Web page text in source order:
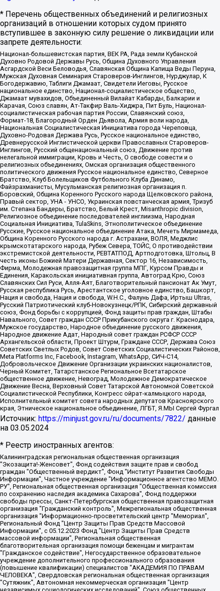
* Перечень общественных объединений и религиозных
организаций в отношении которых судом принято
вступившее в законную силу решение о ликвидации или
запрете деятельности:
Национал-большевистская партия, ВЕК РА, Рада земли Кубанской
Духовно Родовой Державы Русь, Община Духовного Управления
Асгардской Веси Беловодья, Славянская Община Капища Веды Перуна,
Мужская Духовная Семинария Староверов-Инглингов, Нурджулар, К
Богодержавию, Таблиги Джамаат, Свидетели Иеговы, Русское
национальное единство, Национал-социалистическое общество,
Джамаат мувахидов, Объединенный Вилайат Кабарды, Балкарии и
Карачая, Союз славян, Ат-Такфир Валь-Хиджра, Пит Буль, Национал-
социалистическая рабочая партия России, Славянский союз,
Формат-18, Благородный Орден Дьявола, Армия воли народа,
Национальная Социалистическая Инициатива города Череповца,
Духовно-Родовая Держава Русь, Русское национальное единство,
Древнерусской Инглистической церкви Православных Староверов-
Инглингов, Русский общенациональный союз, Движение против
нелегальной иммиграции, Кровь и Честь, О свободе совести и о
религиозных объединениях, Омская организация общественного
политического движения Русское национальное единство, Северное
Братство, Клуб Болельщиков Футбольного Клуба Динамо,
Файзрахманисты, Мусульманская религиозная организация п.
Боровский, Община Коренного Русского народа Щелковского района,
Правый сектор, УНА - УНСО, Украинская повстанческая армия, Тризуб
им. Степана Бандеры, Братство, Белый Крест, Misanthropic division,
Религиозное объединение последователей инглиизма, Народная
Социальная Инициатива, TulaSkins, Этнополитическое объединение
Русские, Русское национальное объединение Атака, Мечеть Мирмамеда,
Община Коренного Русского народа г. Астрахани, ВОЛЯ, Меджлис
крымскотатарского народа, Рубеж Севера, ТОЙС, О противодействии
экстремистской деятельности, РЕВТАТПОД, Артподготовка, Штольц, В
честь иконы Божией Матери Державная, Сектор 16, Независимость,
Фирма, Молодежная правозащитная группа МПГ, Курсом Правды и
Единения, Каракольская инициативная группа, Автоград Крю, Союз
Славянских Сил Руси, Алля-Аят, Благотворительный пансионат Ак Умут,
Русская республика Русь, Арестантское уголовное единство, Башкорт,
Нация и свобода, Нация и свобода, W.H.С., Фалунь Дафа, Иртыш Ultras,
Русский Патриотический клуб-Новокузнецк/РПК, Сибирский державный
союз, Фонд борьбы с коррупцией, Фонд защиты прав граждан, Штабы
Навального, Совет граждан СССР Прикубанского округа г. Краснодара,
Мужское государство, Народное объединение русского движения,
Народное движение Адат, Народный совет граждан РСФСР СССР
Архангельской области, Проект Штурм, Граждане СССР, Держава Союз
Советских Светлых Родов, Совет Советских Социалистических Районов,
Meta Platforms Inc, Facebook, Instagram, WhatsApp, СИЧ-С14,
Добровольческое Движение Организации украинских националистов,
Черный Комитет, Татарстанское Региональное Всетатарское
общественное движение, Невоград, Молодежное Демократическое
Движение Весна, Верховный Совет Татарской Автономной Советской
Социалистической Республики, Конгресс ойрат-калмыцкого народа,
Исполнительный комитет совета народных депутатов Красноярского
края, Этническое национальное объединение, ЛГБТ, Я.МЫ Сергей Фургал
Источник: https://minjust.gov.ru/ru/documents/7822/ данные
на 03.05.2024
* Реестр иностранных агентов:
Калининградская региональная общественная организация "Экозащита!-Женсовет", Фонд содействия защите прав и свобод граждан "Общественный вердикт", Фонд "Институт Развития Свободы Информации", Частное учреждение "Информационное агентство МЕМО. РУ", Региональная общественная организация "Общественная комиссия по сохранению наследия академика Сахарова", Фонд поддержки свободы прессы, Санкт-Петербургская общественная правозащитная организация "Гражданский контроль", Межрегиональная общественная организация "Информационно-просветительский центр "Мемориал", Региональный Фонд "Центр Защиты Прав Средств Массовой Информации", с 05.12.2023 Фонд "Центр Защиты Прав Средств массовой информации", Региональная общественная благотворительная организация помощи беженцам и мигрантам "Гражданское содействие", Негосударственное образовательное учреждение дополнительного профессионального образования (повышение квалификации) специалистов "АКАДЕМИЯ ПО ПРАВАМ ЧЕЛОВЕКА", Свердловская региональная общественная организация "Сутяжник", Автономная некоммерческая организация "Центр независимых социологических исследований", Союз общественных объединений "Российский исследовательский центр по правам человека", Региональное общественное учреждение научно-информационный центр "МЕМОРИАЛ", Некоммерческая организация "Фонд защиты гласности", Автономная некоммерческая организация "Институт прав человека", Городская общественная организация "Екатеринбургское общество "МЕМОРИАЛ", Городская общественная организация "Рязанское историко-просветительское и правозащитное общество "Мемориал" (Рязанский Мемориал), Челябинский региональный орган общественной самодеятельности – женское общественное объединение "Женщины Евразии", Челябинский региональный орган общественной самодеятельности "Уральская правозащитная группа", Фонд содействия защите здоровья и социальной справедливости имени Андрея Рылькова, Автономная Некоммерческая Организация "Аналитический Центр Юрия Левады", Автономная некоммерческая организация социальной поддержки населения "Проект Апрель", Региональная общественная организация помощи женщинам и детям, находящимся в кризисной ситуации "Информационно-методический центр "Анна", Фонд содействия развитию массовых коммуникаций и правовому просвещению "Так-так-Так", Фонд содействия устойчивому развитию "Серебряная тайга", Свердловский региональный общественный фонд социальных проектов "Новое время", "Idel.Реалии", Кавказ.Реалии, Крым.Реалии, Телеканал Настоящее Время, Татаро-башкирская служба Радио Свобода (Azatliq Radiosi), Радио Свободная Европа/Радио Свобода (PCE/PC), "Сибирь.Реалии", "Фактограф", Благотворительный фонд помощи осужденным и их семьям, Автономная некоммерческая организация "Институт глобализации и социальных движений", Фонд "В защиту прав заключенных", Частное учреждение "Центр поддержки и содействия развитию средств массовой информации", Пензенский региональный общественный благотворительный фонд "Гражданский союз", "Север.Реалии", Некоммерческая организация Фонд "Правовая инициатива", Общество с ограниченной ответственностью "Радио Свободная Европа/Радио Свобода", Чешское информационное агентство "MEDIUM-ORIENT", Красноярская региональная общественная организация "Мы против СПИДа", Камалягин Денис Николаевич, Маркелов Сергей Евгеньевич, Пономарев Лев Александрович, Савицкая Людмила Алексеевна, Автономная некоммерческая организация "Центр по работе с проблемой насилия "НАСИЛИЮ.НЕТ", Межрегиональный профессиональный союз работников здравоохранения "Альянс врачей", Юридическое лицо, зарегистрированное в Латвийской Республике, SIA "Medusa Project" (регистрационный номер 40103797863, дата регистрации 10.06.2014), Некоммерческая организация "Фонд по борьбе с коррупцией", Автономная некоммерческая организация "Институт права и публичной политики", Баданин Роман Сергеевич, Гликин Максим Александрович, Железнова Мария Михайловна, Лукьянова Юлия Сергеевна, Маетная Елизавета Витальевна, Маняхин Петр Борисович, Чуракова Ольга Владимировна, Ярош Юлия Петровна, Юридическое лицо "The Insider SIA", зарегистрированное в Риге, Латвийская Республика (дата регистрации 26.06.2015), являющееся администратором доменного имени интернет-издания "The Insider SIA", https://theins.ru, Постернак Алексей Евгеньевич, Рубин Михаил Аркадьевич, Анин Роман Александрович, Юридическое лицо Istories fonds, зарегистрированное в Латвийской Республике (регистрационный номер 50008295751, дата регистрации 24.02.2020), Великовский Дмитрий Александрович, Долинина Ирина Николаевна, Мароховская Алеся Алексеевна, Шлейнов Роман Юрьевич, Шмагун Олеся Валентиновна, Общество с ограниченной ответственностью "Альтаир 2021", Общество с ограниченной ответственностью "Вега 2021", Общество с ограниченной ответственностью "Главный редактор 2021", Общество с ограниченной ответственностью "Ромашки монолит", Важенков Артем Валерьевич, Ивановская областная общественная организация "Центр гендерных исследований", Гурман Юрий Альбертович, Медиапроект "ОВД-Инфо", Егоров Владимир Владимирович, Жилинский Владимир Александрович, Общество с ограниченной ответственностью "ЗП", Иванова София Юрьевна, Карезина Инна Павловна, Кильтау Екатерина Викторовна, Петров Алексей Викторович, Пискунов Сергей Евгеньевич, Смирнов Сергей Сергеевич, Тихонов Михаил Сергеевич, Общество с ограниченной ответственностью "ЖУРНАЛИСТ-ИНОСТРАННЫЙ АГЕНТ", Арапова Галина Юрьевна, Вольтская Татьяна Анатольевна, Американская компания "Mason G.E.S. Anonymous Foundation" (США), являющаяся владельцем интернет-издания https://mnews.world/, Компания "Stichting Bellingcat", зарегистрированная в Нидерландах (дата регистрации 11.07.2018), Захаров Андрей Вячеславович, Клепиковская Екатерина Дмитриевна, Общество с ограниченной ответственностью "МЕМО", Перл Роман Александрович, Симонов Евгений Алексеевич, Соловьева Елена Анатольевна, Сотников Даниил Владимирович, Сурначева Елизавета Дмитриевна, Автономная некоммерческая организация по защите прав человека и информированию населения "Якутия – Наше Мнение", Общество с ограниченной ответственностью "Москоу диджитал медиа", с 26.01.2023 Общество с ограниченной ответственностью "Чайка Белые сады", Ветошкина Валерия Валерьевна, Заговора Максим Александрович, Межрегиональное общественное движение "Российская ЛГБТ - сеть", Оленичев Максим Владимирович, Павлов Иван Юрьевич, Скворцова Елена Сергеевна, Общество с ограниченной ответственностью "Как бы инагент", Кочетков Игорь Викторович, Общество с ограниченной ответственностью "Честные выборы", Еланчик Олег Александрович, Общество с ограниченной ответственностью "Нобелевский призыв", Гималова Регина Эмилевна, Григорьев Андрей Валерьевич, Григорьева Алина Александровна, Ассоциация по содействию защите прав призывников, альтернативнослужащих и военнослужащих "Правозащитная группа "Гражданин.Армия.Право", Хисамова Регина Фаритовна, Автономная некоммерческая организация по реализации социально-правовых программ "Лилит", Дальневосточное общественное движение "Маяк", Санкт-Петербургская ЛГБТ-инициативная группа "Выход", Инициативная группа ЛГБТ+ "Реверс", Алексеев Андрей Викторович, Бекбулатова Таисия Львовна, Беляев Иван Михайлович, Владыкина Елена Сергеевна, Гельман Марат Александрович, Никульшина Вероника Юрьевна, Толоконникова Надежда Андреевна, Шендерович Виктор Анатольевич, Общество с ограниченной ответственностью "Данное сообщение", Общество с ограниченной ответственностью Издательский дом "Новая глава", Айнбиндер Александра Александровна, Московский комьюнити-центр для ЛГБТ+инициатив, Благотворительный фонд развития филантропии, Deutsche Welle (Германия, Kurt-Schumacher-Strasse 3, 53113 Bonn), Борзунова Мария Михайловна, Воробьев Виктор Викторович, Голубева Анна Львовна, Константинова Алла Михайловна, Малкова Ирина Владимировна, Мурадов Мурад Абдулгалимович, Осетинская Елизавета Николаевна, Понасенков Евгений Николаевич, Ганапольский Матвей Юрьевич, Киселев Евгений Алексеевич, Борухович Ирина Григорьевна, Дремин Иван Тимофеевич, Дубровский Дмитрий Викторович, Красноярская региональная общественная организация поддержки и развития альтернативных образовательных технологий и межкультурных коммуникаций "ИНТЕРРА", Маяковская Екатерина Алексеевна, Фейгин Марк Захарович, Филимонов Андрей Викторович, Дзугкоева Регина Николаевна, Доброхотов Роман Александрович, Дудь Юрий Александрович, Елкин Сергей Владимирович, Кругликов Кирилл Игоревич, Сабунаева Мария Леонидовна, Семенов Алексей Владимирович, Шаинян Карен Багратович, Шульман Екатерина Михайловна, Асафьев Артур Валерьевич, Вахштайн Виктор Семенович, Венедиктов Алексей Алексеевич, Лушникова Екатерина Евгеньевна, Волков Леонид Михайлович, Невзоров Александр Глебович, Пархоменко Сергей Борисович, Сироткин Ярослав Николаевич, Кара-Мурза Владимир Владимирович, Баранова Наталья Владимировна, Гозман Леонид Яковлевич, Кагарлицкий Борис Юльевич, Климарев Михаил Валерьевич, Милов Владимир Станиславович, Автономная некоммерческая организация Краснодарский центр современного искусства "Типография", Моргенштерн Алишер Тагирович, Соболь Любовь Эдуардовна, Общество с ограниченной ответственностью "ЛИЗА НОРМ", Каспаров Гарри Кимович, Ходорковский Михаил Борисович, Общество с ограниченной ответственностью "Апрельские тезисы", Данилович Ирина Брониславовна, Кашин Олег Владимирович, Петров Николай Владимирович, Пивоваров Алексей Владимирович, Соколов Михаил Владимирович, Цветкова Юлия Владимировна, Чичваркин Евгений Александрович, Комитет против пыток/Команда против пыток, Общество с ограниченной ответственностью "Первый научный", Общество с ограниченной ответственностью "Вертолет и ко", Белоцерковская Вероника Борисовна, Кац Максим Евгеньевич, Лазарева Татьяна Юрьевна, Шаведдинов Руслан Табризович, Яшин Илья Валерьевич, Общество с ограниченной ответственностью "Иноагент ААВ", Алешковский Дмитрий Петрович, Альбац Евгения Марковна, Быков Дмитрий Львович, Галямина Юлия Евгеньевна, Лойко Сергей Леонидович, Мартынов Кирилл Константинович, Медведев Сергей Александрович, Крашенинников Федор Геннадиевич, Гордеева Катерина Вл